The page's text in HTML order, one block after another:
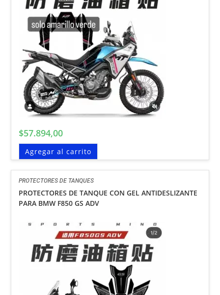
$57.894,00
Agregar al carrito
PROTECTORES DE TANQUES
PROTECTORES DE TANQUE CON GEL ANTIDESLIZANTE
PARA BMW F850 GS ADV